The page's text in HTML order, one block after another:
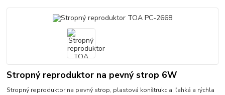
Stropný reproduktor na pevný strop 6W
Stropný reproduktor na pevný strop, plastová konštrukcia, ľahká a rýchla